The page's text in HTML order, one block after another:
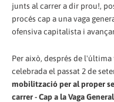
junts al carrer a dir prou!,
procés cap a una vaga
ofensiva capitalista i
Per això, després de
celebrada el passat 2 de
mobilització per al proper
carrer - Cap a la Vaga